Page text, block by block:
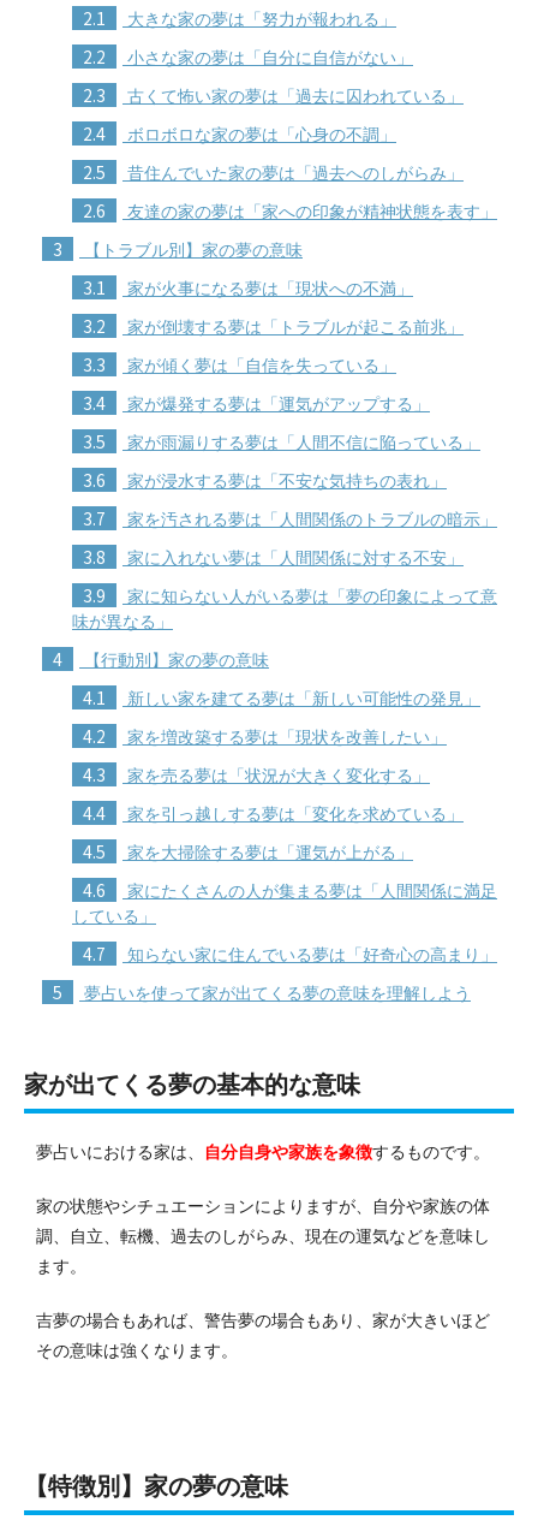
2.1 大きな家の夢は「努力が報われる」
2.2 小さな家の夢は「自分に自信がない」
2.3 古くて怖い家の夢は「過去に囚われている」
2.4 ボロボロな家の夢は「心身の不調」
2.5 昔住んでいた家の夢は「過去へのしがらみ」
2.6 友達の家の夢は「家への印象が精神状態を表す」
3 【トラブル別】家の夢の意味
3.1 家が火事になる夢は「現状への不満」
3.2 家が倒壊する夢は「トラブルが起こる前兆」
3.3 家が傾く夢は「自信を失っている」
3.4 家が爆発する夢は「運気がアップする」
3.5 家が雨漏りする夢は「人間不信に陥っている」
3.6 家が浸水する夢は「不安な気持ちの表れ」
3.7 家を汚される夢は「人間関係のトラブルの暗示」
3.8 家に入れない夢は「人間関係に対する不安」
3.9
家に知らない人がいる夢は「夢の印象によって意
味が異なる」
4 【行動別】家の夢の意味
4.1 新しい家を建てる夢は「新しい可能性の発見」
4.2 家を増改築する夢は「現状を改善したい」
4.3 家を売る夢は「状況が大きく変化する」
4.4 家を引っ越しする夢は「変化を求めている」
4.5 家を大掃除する夢は「運気が上がる」
4.6
家にたくさんの人が集まる夢は「人間関係に満足
している」
4.7 知らない家に住んでいる夢は「好奇心の高まり」
5 夢占いを使って家が出てくる夢の意味を理解しよう
家が出てくる夢の基本的な意味
夢占いにおける家は、 自分自身や家族を象徴するものです。
家の状態やシチュエーションによりますが、自分や家族の体
調、自立、転機、過去のしがらみ、現在の運気などを意味し
ます。
吉夢の場合もあれば、警告夢の場合もあり、家が大きいほど
その意味は強くなります。
【特徴別】家の夢の意味